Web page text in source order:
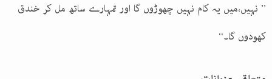
’’ نہیں،میں یہ کام نہیں چھوڑوں گا اور تمہارے ساتھ مل کر خندق
کھودوں گا۔‘‘